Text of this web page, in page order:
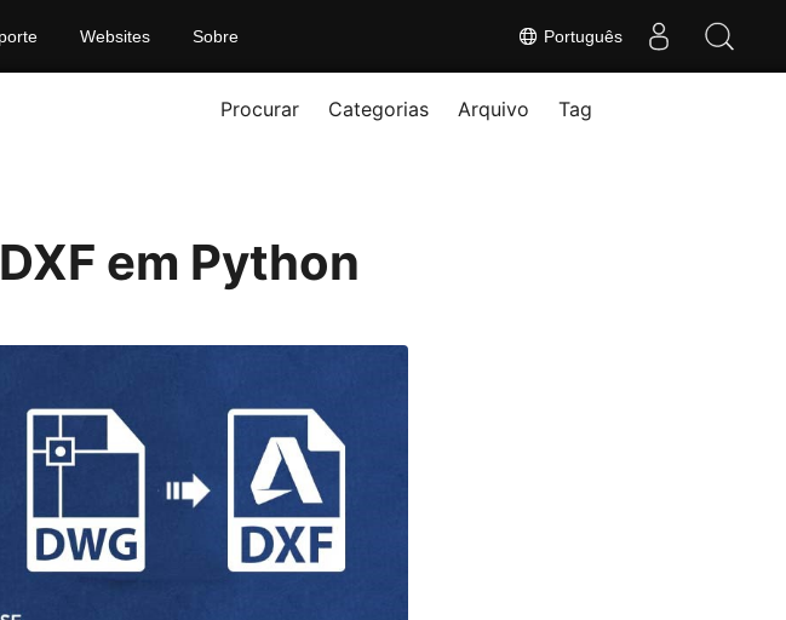
Português
Websites Sobre
Procurar Categorias Arquivo Tag
em Python